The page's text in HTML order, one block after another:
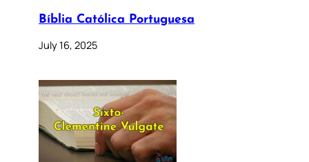
Bíblia Católica Portuguesa
July 16, 2025